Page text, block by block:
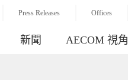
Press Releases Offices
新聞 AECOM 視角